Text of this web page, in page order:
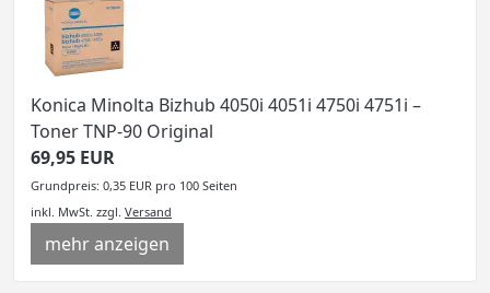
Konica Minolta Bizhub 4050i 4051i 4750i 4751i –
Toner TNP-90 Original
69,95 EUR
Grundpreis: 0,35 EUR pro 100 Seiten
inkl. MwSt. zzgl. Versand
mehr anzeigen